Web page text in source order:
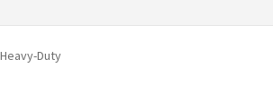
Duty